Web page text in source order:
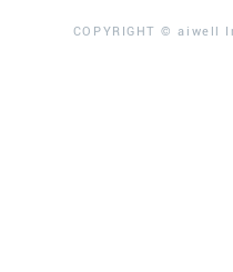
COPYRIGHT © aiwell